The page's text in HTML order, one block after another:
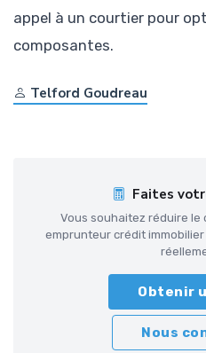
appel à un courtier pour
composantes.
Telford Goudreau
Faites
Vous souhaitez réduire
emprunteur crédit
Obtenir
Nous